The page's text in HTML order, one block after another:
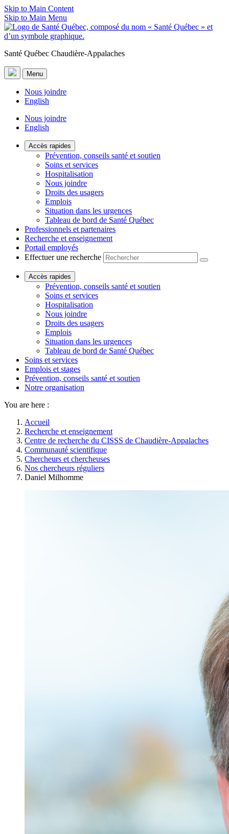
Skip to Main Content
Skip to Main Menu
Santé Québec Chaudière-Appalaches
Menu
Nous joindre
English
Nous joindre
English
Accès rapides
Prévention, conseils santé et soutien
Soins et services
Hospitalisation
Nous joindre
Droits des usagers
Emplois
Situation dans les urgences
Tableau de bord de Santé Québec
Professionnels et partenaires
Recherche et enseignement
Portail employés
Effectuer une recherche
Accès rapides
Prévention, conseils santé et soutien
Soins et services
Hospitalisation
Nous joindre
Droits des usagers
Emplois
Situation dans les urgences
Tableau de bord de Santé Québec
Soins et services
Emplois et stages
Prévention, conseils santé et soutien
Notre organisation
You are here :
Accueil
Recherche et enseignement
Centre de recherche du CISSS de Chaudière-Appalaches
Communauté scientifique
Chercheurs et chercheuses
Nos chercheurs réguliers
Daniel Milhomme